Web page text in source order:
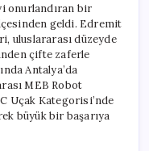
Öğrencileri,
Uluslararası
Robot
Yarışmasında
Şampiyon
Oldu
için
onurlandıran bir
geldi. Edremit
uluslararası düzeyde
çifte zaferle
Antalya’da
MEB Robot
Uçak Kategorisi’nde
büyük bir başarıya